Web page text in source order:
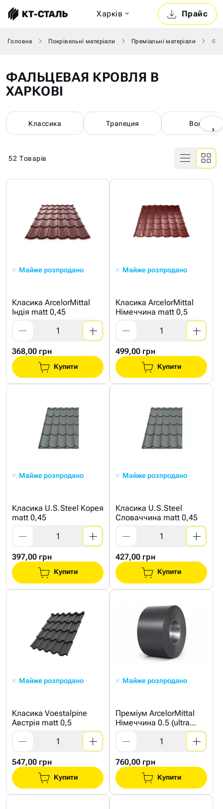
Прайс
Харкiв
Головна Покрівельні матеріали Преміальні матеріали
ФАЛЬЦЕВАЯ КРОВЛЯ В
ХАРКОВІ
Классика Трапеция Волна
›
52 Товарів
Майже розпродано
Класика ArcelorMittal
Індія matt 0,45
368,00 грн
Купити
Майже розпродано
Класика ArcelorMittal
Німеччина matt 0,5
499,00 грн
Купити
Майже розпродано
Класика U.S.Steel Корея
matt 0,45
397,00 грн
Купити
Майже розпродано
Класика U.S.Steel
Словаччина matt 0,45
427,00 грн
Купити
Майже розпродано
Класика Voestalpine
Австрія matt 0,5
547,00 грн
Купити
Майже розпродано
Преміум ArcelorMittal
Німеччина 0.5 (ultra
760,00 грн
Купити